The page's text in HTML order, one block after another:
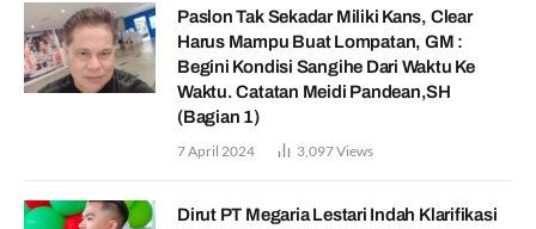
Paslon Tak Sekadar Miliki Kans, Clear
Harus Mampu Buat Lompatan, GM :
Begini Kondisi Sangihe Dari Waktu Ke
Waktu. Catatan Meidi Pandean,SH
(Bagian 1)
7 April 2024 3,097Views
Dirut PT Megaria Lestari Indah Klarifikasi